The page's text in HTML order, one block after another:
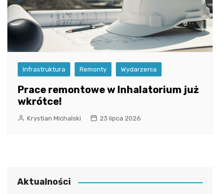
Infrastruktura Remonty Wydarzenia
Prace remontowe w Inhalatorium już
wkrótce!
Krystian Michalski 23 lipca 2026
Aktualności